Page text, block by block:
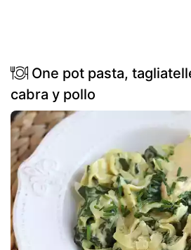
One pot pasta,
cabra y pollo